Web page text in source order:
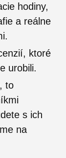
hodiny,
a reálne
ktoré
urobili.
to
s ich
na